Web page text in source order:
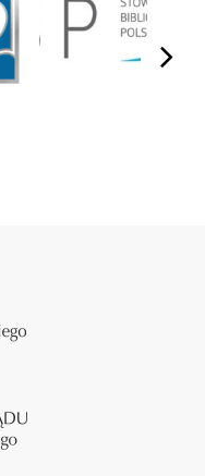
next